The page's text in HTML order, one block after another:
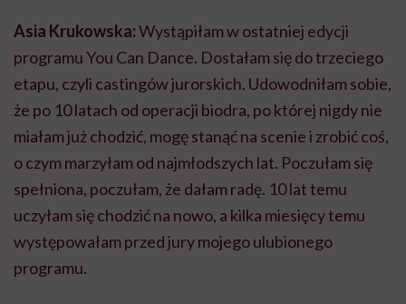
Asia Krukowska:Wystąpiłam w ostatniej edycji
programu You Can Dance. Dostałam się do trzeciego
etapu, czyli castingów jurorskich. Udowodniłam sobie,
że po 10 latach od operacji biodra, po której nigdy nie
miałam już chodzić, mogę stanąć na scenie i zrobić coś,
o czym marzyłam od najmłodszych lat. Poczułam się
spełniona, poczułam, że dałam radę. 10 lat temu
uczyłam się chodzić na nowo, a kilka miesięcy temu
występowałam przed jury mojego ulubionego
programu.